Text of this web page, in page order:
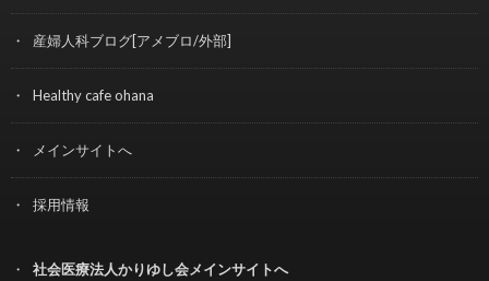
産婦人科ブログ[アメブロ/外部]
Healthy cafe ohana
メインサイトへ
採用情報
社会医療法人かりゆし会メインサイトへ